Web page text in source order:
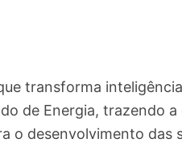
transforma
de Energia, trazendo
o desenvolvimento das